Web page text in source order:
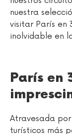
nuestra
visitar París en
inolvidable en
París en
Atravesada por
turísticos más